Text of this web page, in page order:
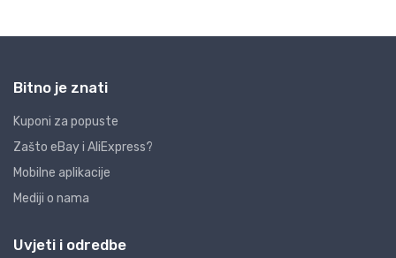
Bitno je znati
Kuponi za popuste
Zašto eBay i AliExpress?
Mobilne aplikacije
Mediji o nama
Uvjeti i odredbe